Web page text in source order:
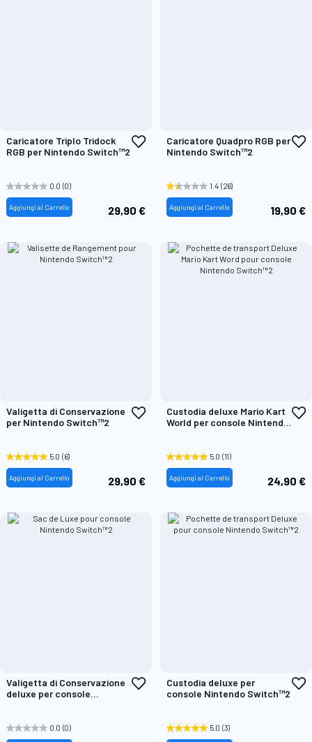
Caricatore Triplo Tridock
RGB per Nintendo Switch™2
Aggiungi
0.0 (0)
29,90 €
Aggiungi al Carrello
Caricatore Quadpro RGB per
Nintendo Switch™2
1.4 (26)
19,90 €
Aggiungi al Carrello
Valigetta di Conservazione
per Nintendo Switch™2
Aggiungi
5.0 (6)
29,90 €
Aggiungi al Carrello
Custodia deluxe Mario Kart
World per console Nintendo
5.0 (11)
24,90 €
Aggiungi al Carrello
Valigetta di Conservazione
deluxe per console
Aggiungi
0.0 (0)
Custodia deluxe per
console Nintendo Switch™2
5.0 (3)